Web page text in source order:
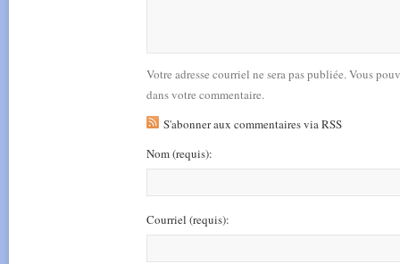
Votre adresse courriel ne sera pas publiée. Vous
dans votre commentaire.
S'abonner aux commentaires via RSS
Nom(requis):
Courriel (requis):